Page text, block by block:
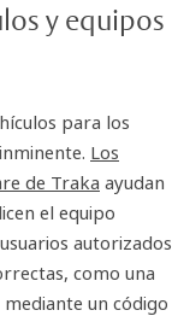
y equipos
para los
Los
de Traka ayudan
el equipo
autorizados
como una
mediante un código